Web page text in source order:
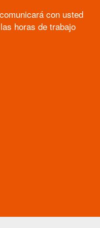
con usted
horas de trabajo